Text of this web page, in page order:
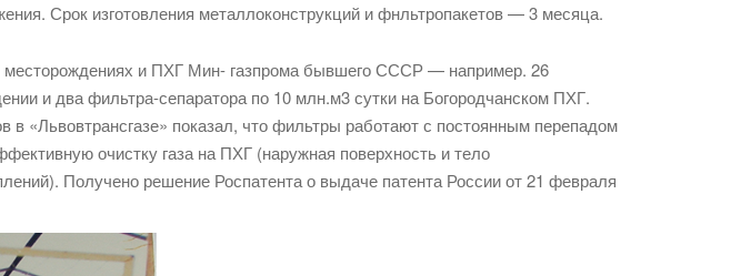
Срок изготовления металлоконструкций и фнльтропакетов — 3 месяца.
месторождениях и ПХГ Мин- газпрома бывшего СССР — например. 26
и два фильтра-сепаратора по 10 млн.м3 сутки на Богородчанском ПХГ.
в «Львовтрансгазе» показал, что фильтры работают с постоянным перепадом
очистку газа на ПХГ (наружная поверхность и тело
Получено решение Роспатента о выдаче патента России от 21 февраля